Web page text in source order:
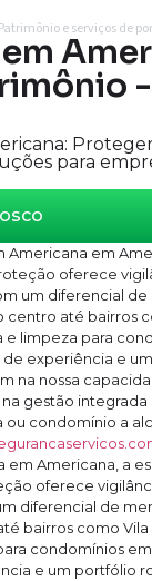
e serviços de
para
em
oferece
um diferencial de
centro até bairros
e limpeza para
experiência e
na nossa
gestão integrada
condomínio a
em Americana, a
oferece
diferencial de
bairros como Vila
condomínios
e um portfólio